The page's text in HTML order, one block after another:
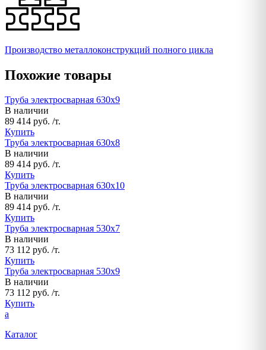
Производство металлоконструкций полного цикла
Похожие товары
Труба электросварная 630х9
В наличии
89 414 руб. /т.
Купить
Труба электросварная 630х8
В наличии
89 414 руб. /т.
Купить
Труба электросварная 630х10
В наличии
89 414 руб. /т.
Купить
Труба электросварная 530х7
В наличии
73 112 руб. /т.
Купить
Труба электросварная 530х9
В наличии
73 112 руб. /т.
Купить
Каталог